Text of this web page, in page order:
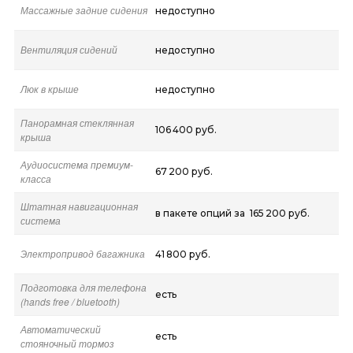
Массажные задние сидения недоступно
Вентиляция сидений недоступно
Люк в крыше недоступно
Панорамная стеклянная
крыша
106 400 руб.
Аудиосистема премиум-
класса
67 200 руб.
Штатная навигационная
система
в пакете опций за 165 200 руб.
Электропривод багажника 41 800 руб.
Подготовка для телефона
(hands free / bluetooth)
есть
Автоматический
стояночный тормоз
есть